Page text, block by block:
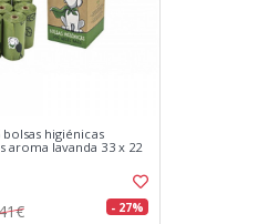
higiénicas
aroma lavanda 33 x 22
- 27%